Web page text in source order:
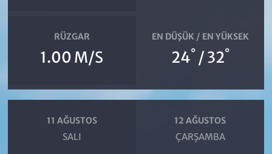
RÜZGAR
1.00 M/S
EN DÜŞÜK / EN YÜKSEK
24° / 32°
11 AĞUSTOS
SALI
12 AĞUSTOS
ÇARŞAMBA